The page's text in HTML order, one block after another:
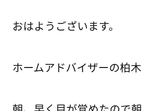
おはようございます。
ホームアドバイザーの柏木